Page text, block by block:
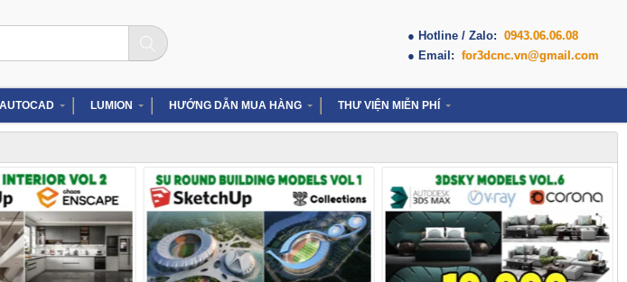
● Hotline / Zalo: 0943.06.06.08
● Email: for3dcnc.vn@gmail.com
AUTOCAD LUMION HƯỚNG DẪN MUA HÀNG THƯ VIỆN MIỄN PHÍ